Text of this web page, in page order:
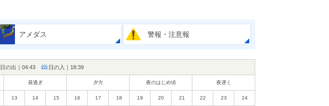
アメダス 警報・注意報
日の出｜04:43 日の入｜18:39
昼過ぎ 夕方 夜のはじめ頃 夜遅く
13 14 15 16 17 18 19 20 21 22 23 24